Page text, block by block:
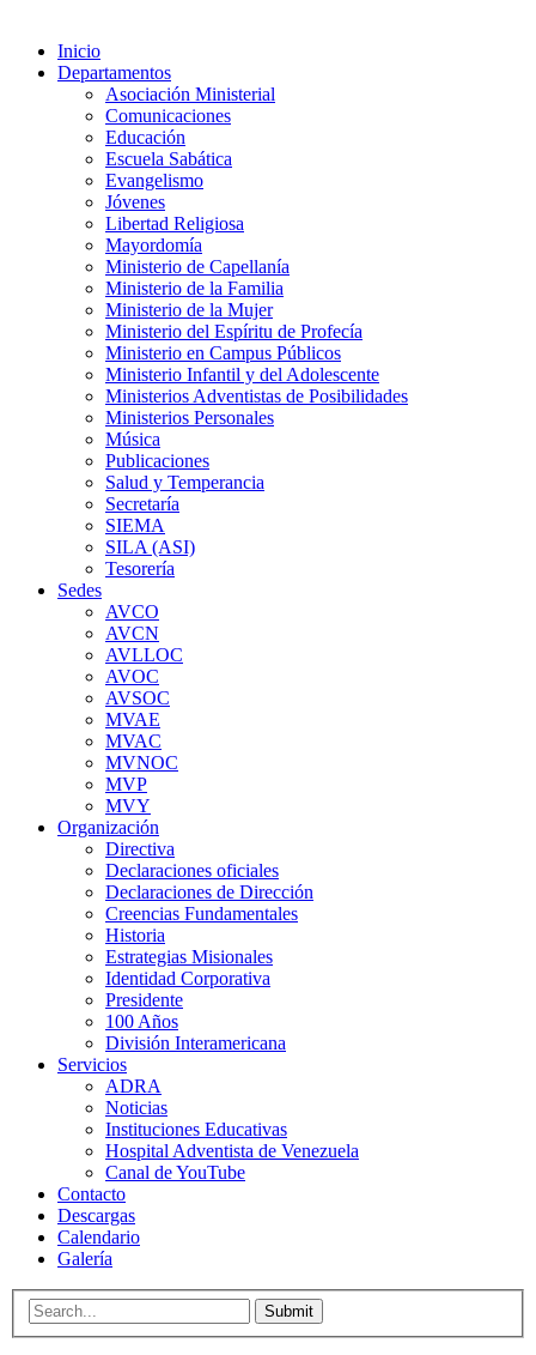
Inicio
Departamentos
Asociación Ministerial
Comunicaciones
Educación
Escuela Sabática
Evangelismo
Jóvenes
Libertad Religiosa
Mayordomía
Ministerio de Capellanía
Ministerio de la Familia
Ministerio de la Mujer
Ministerio del Espíritu de Profecía
Ministerio en Campus Públicos
Ministerio Infantil y del Adolescente
Ministerios Adventistas de Posibilidades
Ministerios Personales
Música
Publicaciones
Salud y Temperancia
Secretaría
SIEMA
SILA (ASI)
Tesorería
Sedes
AVCO
AVCN
AVLLOC
AVOC
AVSOC
MVAE
MVAC
MVNOC
MVP
MVY
Organización
Directiva
Declaraciones oficiales
Declaraciones de Dirección
Creencias Fundamentales
Historia
Estrategias Misionales
Identidad Corporativa
Presidente
100 Años
División Interamericana
Servicios
ADRA
Noticias
Instituciones Educativas
Hospital Adventista de Venezuela
Canal de YouTube
Contacto
Descargas
Calendario
Galería
Submit